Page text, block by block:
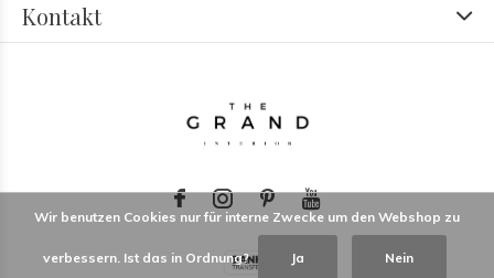
Kontakt
Wir benutzen Cookies nur für interne Zwecke um den Webshop zu
verbessern. Ist das in Ordnung? Ja Nein